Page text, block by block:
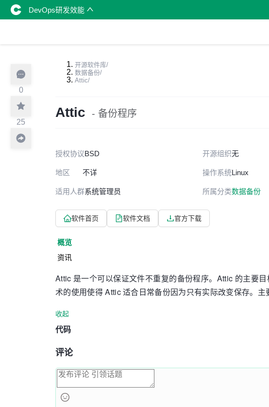
DevOps研发效能
0
25
开源软件库/
数据备份/
Attic/
Attic - 备份程序
授权协议BSD 开源组织无
地区 不详 操作系统Linux
适用人群系统管理员 所属分类数据备份
软件首页 软件文档 官方下载
概览
资讯
Attic 是一个可以保证文件不重复的备份程序。Attic 的主要
术的使用使得 Attic 适合日常备份因为只有实际改变保存。主
收起
代码
评论